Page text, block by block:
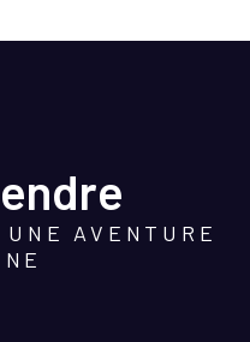
AVENTURE